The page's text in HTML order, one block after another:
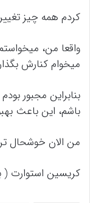
کردم همه چیز
واقعا من،
میخوام کنارش
بنابراین مجبور
باشم، این باعث
من الان خوشحال
کریسین استوارت